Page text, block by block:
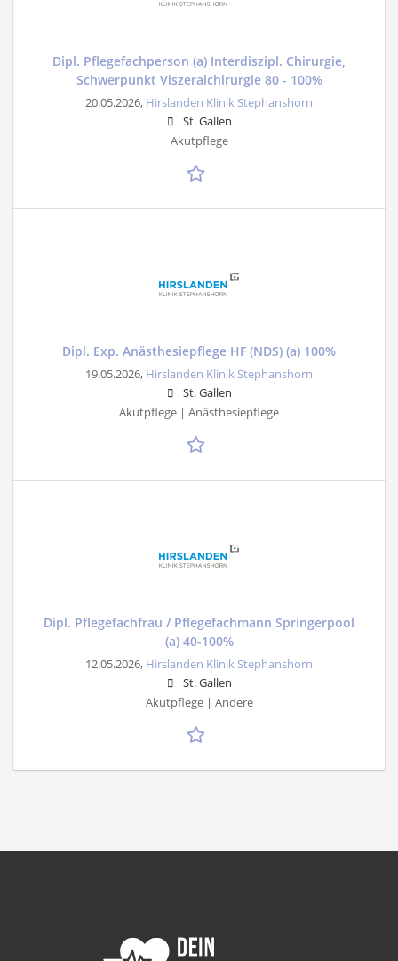
Dipl. Pflegefachperson (a) Interdiszipl. Chirurgie,
Schwerpunkt Viszeralchirurgie 80 - 100%
20.05.2026, Hirslanden Klinik Stephanshorn
St. Gallen
Akutpflege
Dipl. Exp. Anästhesiepflege HF (NDS) (a) 100%
19.05.2026, Hirslanden Klinik Stephanshorn
St. Gallen
Akutpflege | Anästhesiepflege
Dipl. Pflegefachfrau / Pflegefachmann Springerpool
(a) 40-100%
12.05.2026, Hirslanden Klinik Stephanshorn
St. Gallen
Akutpflege | Andere